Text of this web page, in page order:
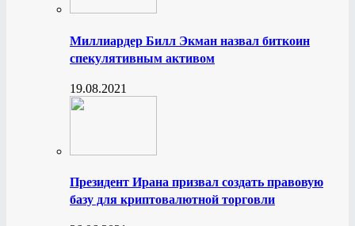
Миллиардер Билл Экман назвал биткоин
спекулятивным активом
19.08.2021
Президент Ирана призвал создать правовую
базу для криптовалютной торговли